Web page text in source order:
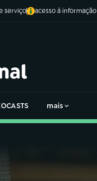
serviço acesso à informação
mais